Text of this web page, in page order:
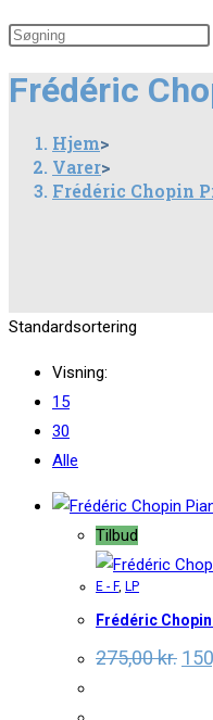
Frédéric
Hjem>
Varer>
Frédéric Chopin
Standardsortering
Visning:
15
30
Alle
Tilbud
E - F, LP
Frédéric
275,00kr.